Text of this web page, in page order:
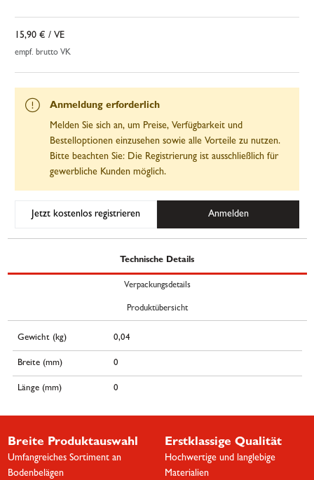
15,90 € / VE
empf. brutto VK
Anmeldung erforderlich
Melden Sie sich an, um Preise, Verfügbarkeit und
Bestelloptionen einzusehen sowie alle Vorteile zu nutzen.
Bitte beachten Sie: Die Registrierung ist ausschließlich für
gewerbliche Kunden möglich.
Jetzt kostenlos registrieren Anmelden
Technische Details
Verpackungsdetails
Produktübersicht
Gewicht (kg) 0,04
Breite (mm) 0
Länge (mm) 0
Breite Produktauswahl
Umfangreiches Sortiment an
Bodenbelägen
Erstklassige Qualität
Hochwertige und langlebige
Materialien